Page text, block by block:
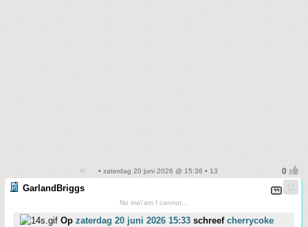
• zaterdag 20 juni 2026 @ 15:36 • 13
GarlandBriggs
No ma\'am I cannot...
Op zaterdag 20 juni 2026 15:33 schreef cherrycoke